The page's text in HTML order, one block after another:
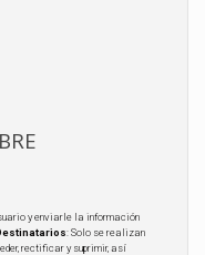
y enviarle la información
: Solo se realizan
rectificar y suprimir, así